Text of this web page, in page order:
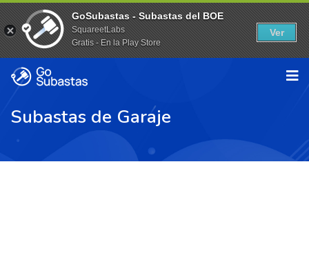
Subastas de Garaje
GoSubastas - Subastas del BOE
SquareetLabs
Gratis - En la Play Store
Ver